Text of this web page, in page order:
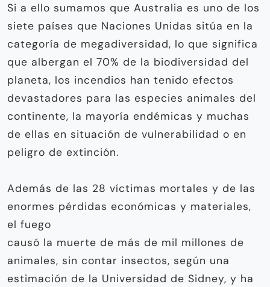
Si a ello sumamos que Australia es uno de los
siete países que Naciones Unidas sitúa en la
categoría de megadiversidad, lo que significa
que albergan el 70% de la biodiversidad del
planeta, los incendios han tenido efectos
devastadores para las especies animales del
continente, la mayoría endémicas y muchas
de ellas en situación de vulnerabilidad o en
peligro de extinción.
Además de las 28 víctimas mortales y de las
enormes pérdidas económicas y materiales,
el fuego
causó la muerte de más de mil millones de
animales, sin contar insectos, según una
estimación de la Universidad de Sidney, y ha